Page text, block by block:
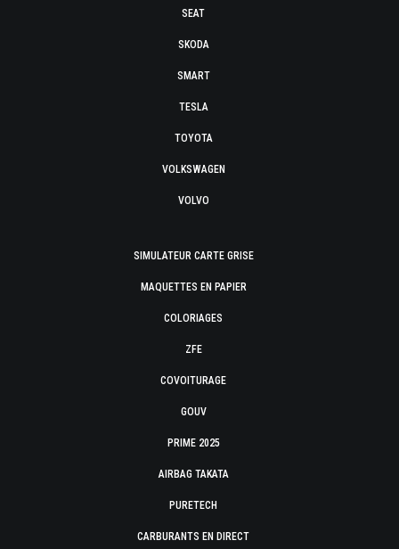
SEAT
SKODA
SMART
TESLA
TOYOTA
VOLKSWAGEN
VOLVO
SIMULATEUR CARTE GRISE
MAQUETTES EN PAPIER
COLORIAGES
ZFE
COVOITURAGE
GOUV
PRIME 2025
AIRBAG TAKATA
PURETECH
CARBURANTS EN DIRECT